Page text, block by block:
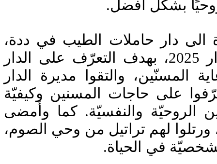
بشكل أفضل.
الى دار حاملات الطيب في ددة،
وذلك يوم الجمعة 28 آذار 2025، بهدف التعرّف على الدار
المسنّين، والتقوا مديرة الدار
على حاجات المسنين وكيفيّة
الروحيّة والنفسيّة. كما وأمضى
ورتلوا لهم تراتيل من وحي الصوم،
في الحياة.